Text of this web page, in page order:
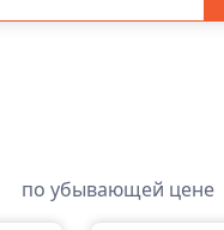
по убывающей цене